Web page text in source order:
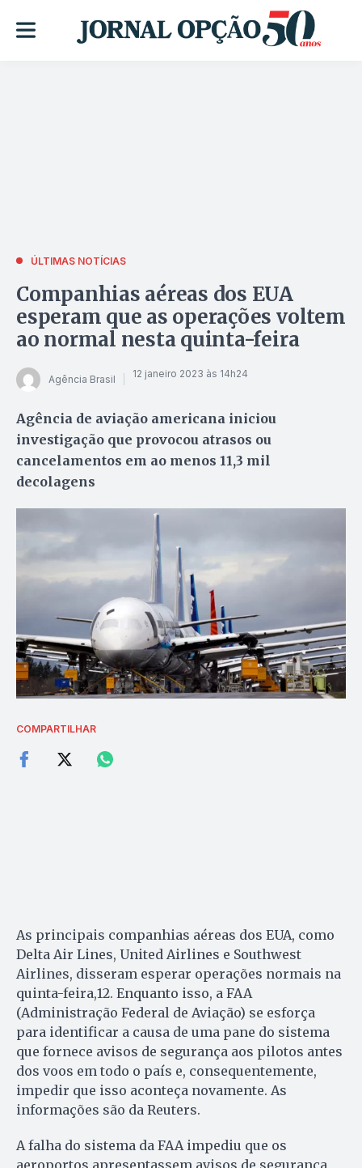
ÚLTIMAS NOTÍCIAS
Companhias aéreas dos EUA
esperam que as operações voltem
ao normal nesta quinta-feira
Agência Brasil 12 janeiro 2023 às 14h24
Agência de aviação americana iniciou
investigação que provocou atrasos ou
cancelamentos em ao menos 11,3 mil
decolagens
COMPARTILHAR
As principais companhias aéreas dos EUA, como
Delta Air Lines, United Airlines e Southwest
Airlines, disseram esperar operações normais na
quinta-feira,12. Enquanto isso, a FAA
(Administração Federal de Aviação) se esforça
para identificar a causa de uma pane do sistema
que fornece avisos de segurança aos pilotos antes
dos voos em todo o país e, consequentemente,
impedir que isso aconteça novamente. As
informações são da Reuters.
A falha do sistema da FAA impediu que os
aeroportos apresentassem avisos de segurança